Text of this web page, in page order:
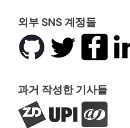
외부 SNS 계정들
깃
허
트
위
페
북
링
과거 작성한 기사들
지
디
UPI
뉴
아
주